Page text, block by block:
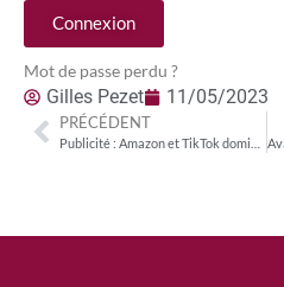
Connexion
Mot de passe perdu ?
Gilles Pezet 11/05/2023
PRÉCÉDENT